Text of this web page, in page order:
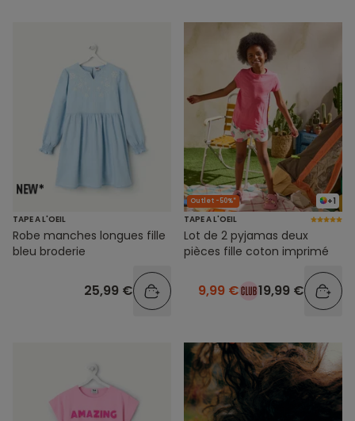
TAPE A L'OEIL
Robe manches longues fille
bleu broderie
25,99 €
+1
Outlet -50%*
TAPE A L'OEIL
Lot de 2 pyjamas deux
pièces fille coton imprimé
9,99 € 19,99 €